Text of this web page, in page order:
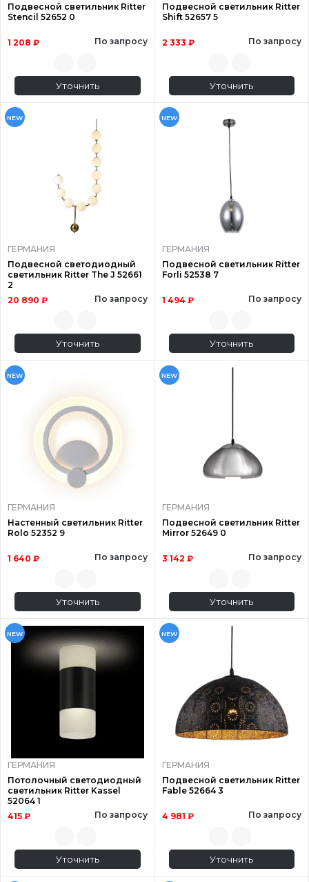
Подвесной светильник Ritter
Stencil 52652 0
1 208 ₽ По запросу
Уточнить
Подвесной светильник Ritter
Shift 52657 5
2 333 ₽ По запросу
Уточнить
NEW
ГЕРМАНИЯ
Подвесной светодиодный
светильник Ritter The J 52661
2
20 890 ₽
По запросу
Уточнить
NEW
ГЕРМАНИЯ
Подвесной светильник Ritter
Forli 52538 7
1 494 ₽ По запросу
Уточнить
NEW
ГЕРМАНИЯ
Настенный светильник Ritter
Rolo 52352 9
1 640 ₽ По запросу
Уточнить
NEW
ГЕРМАНИЯ
Подвесной светильник Ritter
Mirror 52649 0
3 142 ₽ По запросу
Уточнить
NEW
ГЕРМАНИЯ
Потолочный светодиодный
светильник Ritter Kassel
52064 1
415 ₽
По запросу
Уточнить
NEW
ГЕРМАНИЯ
Подвесной светильник Ritter
Fable 52664 3
4 981 ₽ По запросу
Уточнить